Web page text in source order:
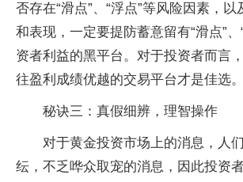
否存在“滑点”、“浮点”等风险因素，
和表现，一定要提防蓄意留有“滑点”、
资者利益的黑平台。对于投资者而言
往盈利成绩优越的交易平台才是佳选。
秘诀三：真假细辨，理智操作
对于黄金投资市场上的消息，人
纭，不乏哗众取宠的消息，因此投资